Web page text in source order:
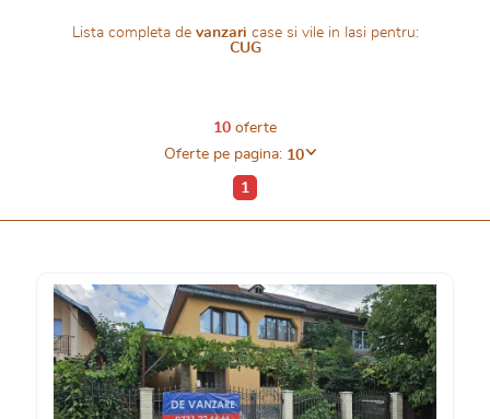
Lista completa de vanzari case si vile in Iasi pentru:
CUG
10 oferte
Oferte pe pagina: 10
1